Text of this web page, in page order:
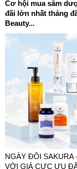
Cơ hội mua sắm
đãi lớn nhất tháng
Beauty...
NGÀY ĐÔI
VỚI GIÁ CỰC ƯU